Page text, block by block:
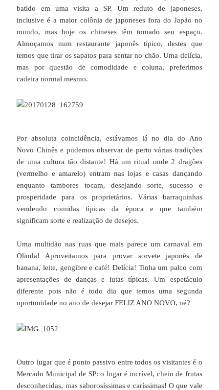
batido em uma visita a SP. Um reduto de japoneses,
inclusive é a maior colônia de japoneses fora do Japão no
mundo, mas hoje os chineses têm tomado seu espaço.
Almoçamos num restaurante japonês típico, destes que
temos que tirar os sapatos para sentar no chão. Uma delícia,
mas por questão de comodidade e coluna, preferimos
cadeira normal mesmo.
Por absoluta coincidência, estávamos lá no dia do Ano
Novo Chinês e pudemos observar de perto várias tradições
de uma cultura tão distante! Há um ritual onde 2 dragões
(vermelho e amarelo) entram nas lojas e casas dançando
enquanto tambores tocam, desejando sorte, sucesso e
prosperidade para os proprietários. Várias barraquinhas
vendendo comidas típicas da época e que também
significam sorte e realização de desejos.
Uma multidão nas ruas que mais parece um carnaval em
Olinda! Aproveitamos para provar sorvete japonês de
banana, leite, gengibre e café! Delícia! Tinha um palco com
apresentações de danças e lutas típicas. Um espetáculo
diferente pois não é todo dia que temos uma segunda
oportunidade no ano de desejar FELIZ ANO NOVO, né?
Outro lugar que é ponto passivo entre todos os visitantes é o
Mercado Municipal de SP: o lugar é incrível, cheio de frutas
desconhecidas, mas saborosíssimas e caríssimas! O que vale